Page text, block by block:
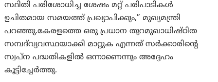
സ്ഥിതി പരിശോധിച്ച ശേഷം മറ്റ് പരിപാടികൾ
ഉചിതമായ സമയത്ത് പ്രഖ്യാപിക്കും,” മുഖ്യമന്ത്രി
പറഞ്ഞു.കേരളത്തെ ഒരു പ്രധാന തുറമുഖാധിഷ്ഠിത
സമ്പദ്‌വ്യവസ്ഥയാക്കി മാറ്റുക എന്നത് സർക്കാരിന്റെ
സ്വപ്ന പദ്ധതികളിൽ ഒന്നാണെന്നും അദ്ദേഹം
കൂട്ടിച്ചേർത്തു.